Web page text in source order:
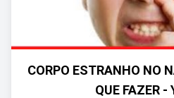
CORPO ESTRANHO NO
QUE FAZER -